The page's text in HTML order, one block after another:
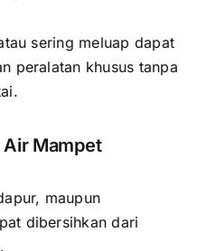
sering meluap dapat
peralatan khusus tanpa
Air Mampet
maupun
dibersihkan dari